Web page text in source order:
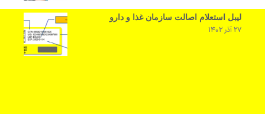
لیبل استعلام اصالت سازمان غذا و دارو
۲۷ آذر ۱۴۰۲